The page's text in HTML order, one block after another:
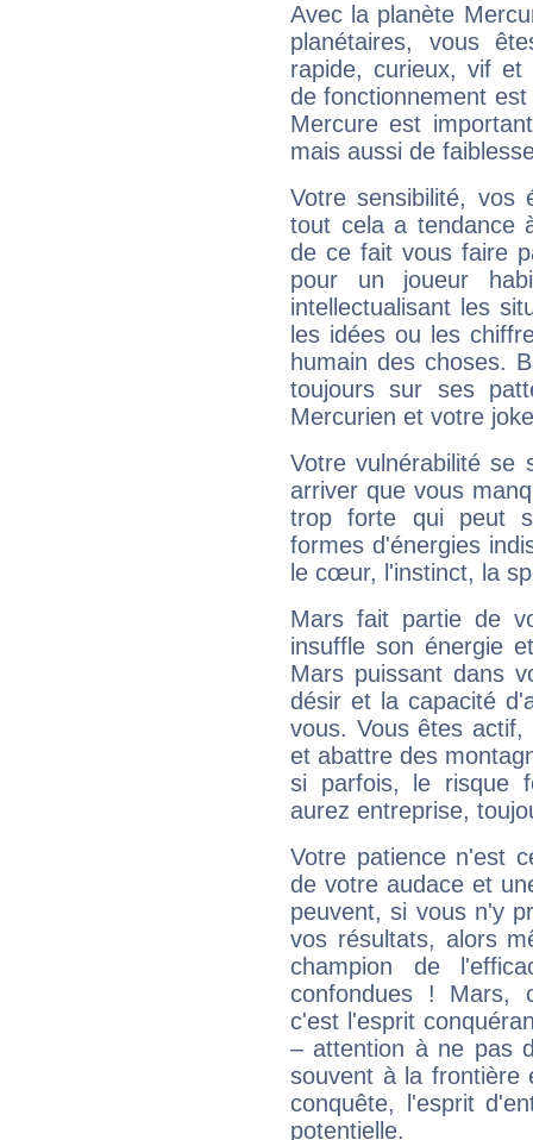
Avec la planète
planétaires, vous
rapide, curieux, vif et
de fonctionnement
Mercure est
mais aussi de
Votre sensibilité,
tout cela a tendance
de ce fait vous faire
pour un joueur
intellectualisant les
les idées ou les
humain des choses.
toujours sur ses
Mercurien et votre
Votre vulnérabilité se
arriver que vous
trop forte qui peut
formes d'énergies
le cœur, l'instinct, la
Mars fait partie de
insuffle son énergie
Mars puissant dans
désir et la capacité
vous. Vous êtes
et abattre des
si parfois, le risque
aurez entreprise,
Votre patience n'est
de votre audace et
peuvent, si vous n'y
vos résultats, alors
champion de
confondues ! Mars,
c'est l'esprit
– attention à ne pas
souvent à la frontière
conquête, l'esprit
potentielle.